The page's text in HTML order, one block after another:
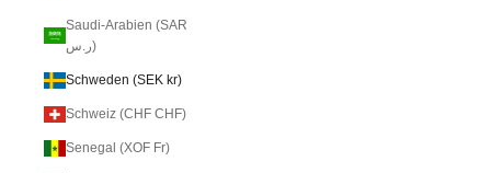
Saudi-Arabien (SAR
ر.س)
Schweden (SEK kr)
Schweiz (CHF CHF)
Senegal (XOF Fr)